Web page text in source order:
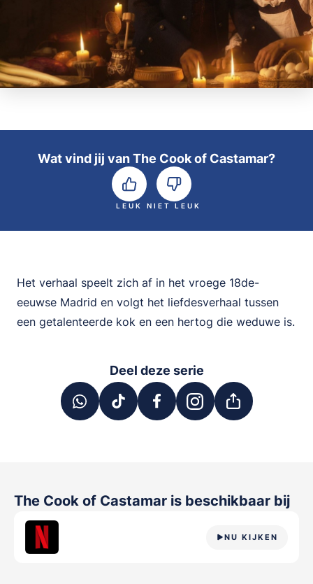
Wat vind jij van The Cook of Castamar?
LEUK NIET LEUK
Het verhaal speelt zich af in het vroege 18de-
eeuwse Madrid en volgt het liefdesverhaal tussen
een getalenteerde kok en een hertog die weduwe is.
Deel deze serie
The Cook of Castamar is beschikbaar bij
NU KIJKEN